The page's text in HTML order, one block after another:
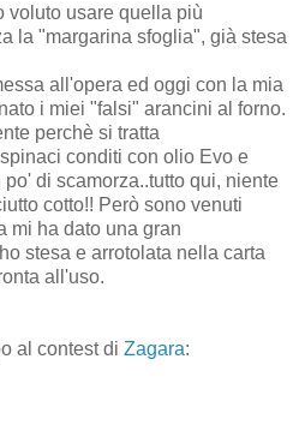
voluto usare quella più
la "margarina sfoglia", già stesa
all'opera ed oggi con la mia
i miei "falsi" arancini al forno.
perchè si tratta
conditi con olio Evo e
di scamorza..tutto qui, niente
cotto!! Però sono venuti
mi ha dato una gran
stesa e arrotolata nella carta
all'uso.
al contest di Zagara: